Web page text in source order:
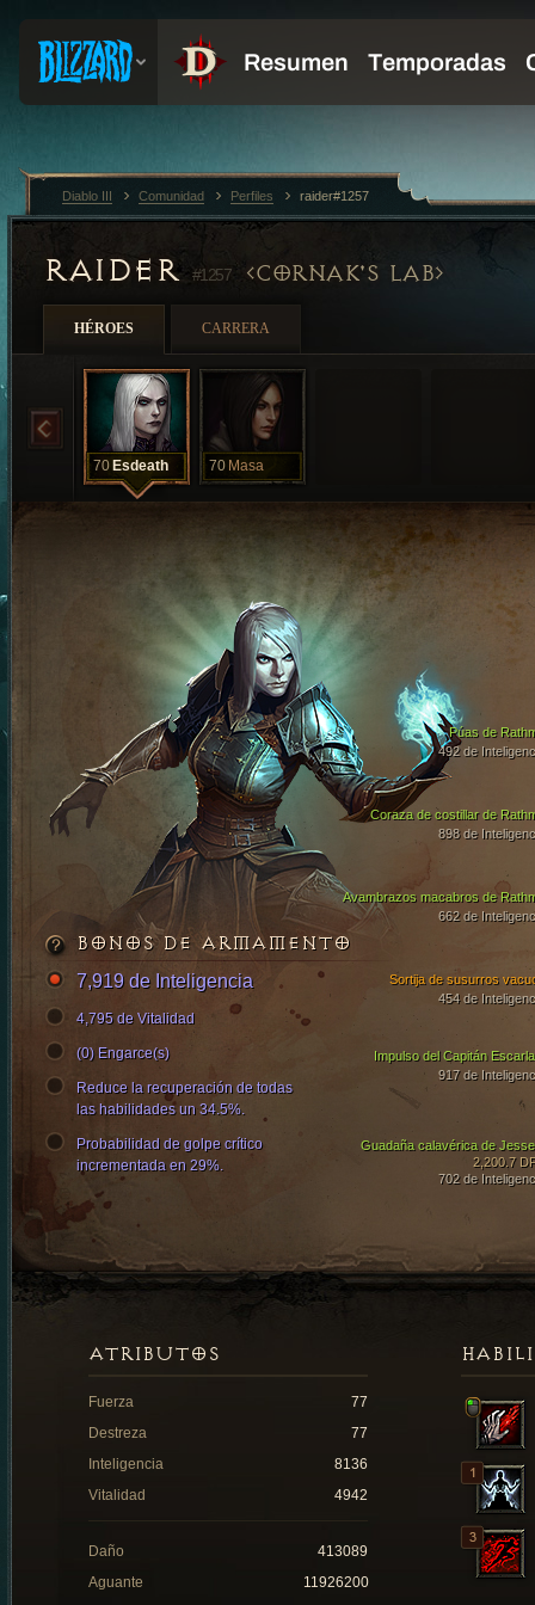
RAIDER #1257 CORNAK'S LAB
HÉROES CARRERA
70 Esdeath 70 Masa
Coraza de costillar de
898 de
Avambrazos macabros de
662 de
Púas de
492 de
Impulso del Capitán
917 de
Guadaña calavérica de
2,200.7
702 de
Sortija de susurros
454 de
BONOS DE ARMAMENTO
7,919 de Inteligencia
4,795 de Vitalidad
(0) Engarce(s)
Reduce la recuperación de todas
las habilidades un 34.5%.
Probabilidad de golpe crítico
incrementada en 29%.
ATRIBUTOS
Fuerza
77
Destreza
77
Inteligencia
8136
Vitalidad
4942
Daño
413089
Aguante
11926200
Diablo III Comunidad Perfiles raider#1257